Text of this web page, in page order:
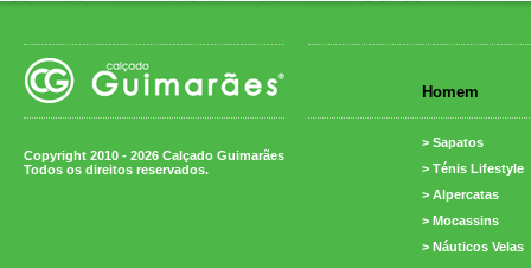
Copyright 2010 - 2026 Calçado Guimarães
Todos os direitos reservados.
Homem
> Sapatos
> Ténis Lifestyle
> Alpercatas
> Mocassins
> Náuticos Velas